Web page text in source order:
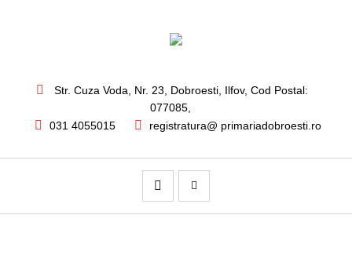
Str. Cuza Voda, Nr. 23 Dobroesti, Ilfov, Cod Postal:
077085,
031 4055015
registratura@ primariadobroesti.ro